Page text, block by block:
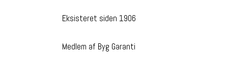
Eksisteret siden 1906
Medlem af Byg Garanti